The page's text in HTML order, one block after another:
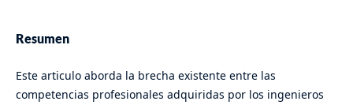
Resumen
Este articulo aborda la brecha existente entre las
competencias profesionales adquiridas por los ingenieros